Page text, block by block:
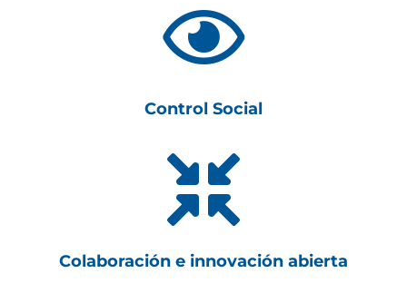

Control Social

Colaboración e innovación abierta